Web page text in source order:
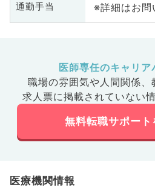
通勤手当 ※詳細はお問
医師専任のキャリア
職場の雰囲気や人間関係、
求人票に掲載されていない
無料転職サポート
医療機関情報